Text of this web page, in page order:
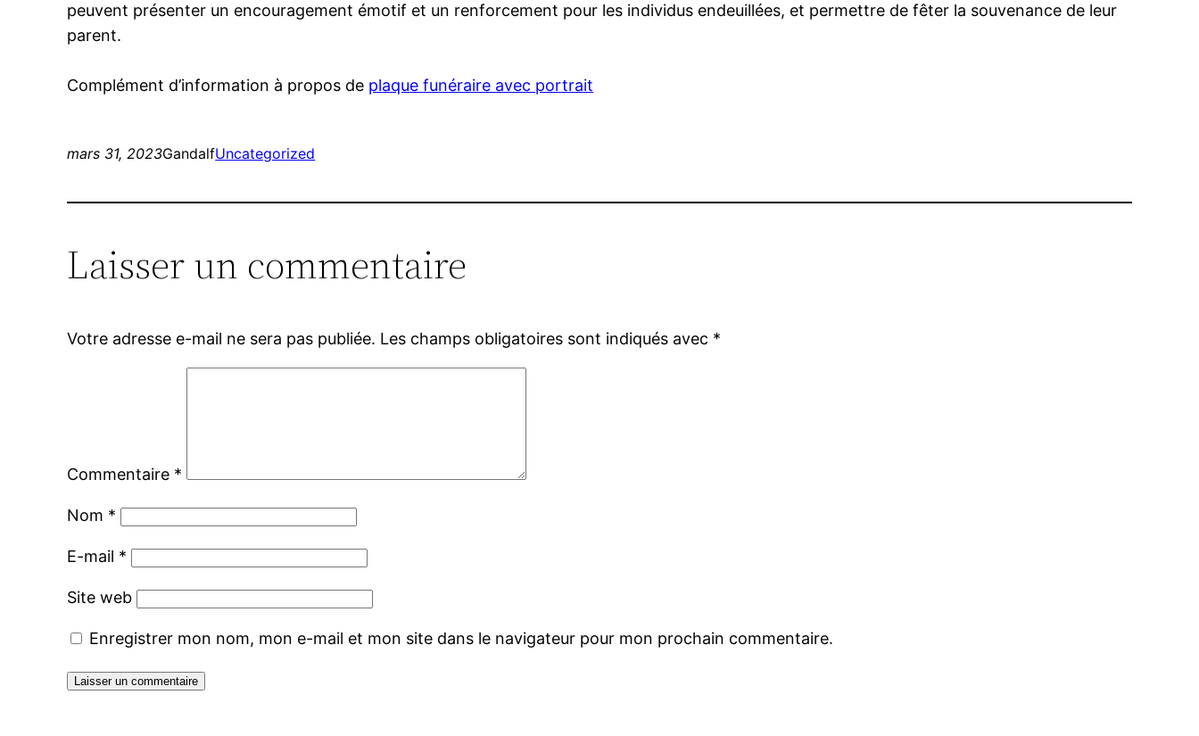
peuvent présenter un encouragement émotif et un renforcement pour les individus endeuillées, et permettre de fêter la souvenance de leur
parent.
Complément d’information à propos de plaque funéraire avec portrait
mars 31, 2023GandalfUncategorized
Laisser un commentaire
Votre adresse e-mail ne sera pas publiée. Les champs obligatoires sont indiqués avec *
Commentaire *
Nom *
E-mail *
Site web
Enregistrer mon nom, mon e-mail et mon site dans le navigateur pour mon prochain commentaire.